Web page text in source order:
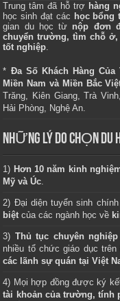
Trung tâm đã hỗ trợ hàng
học sinh đạt các học bổng
gian du học từ nộp đơn
chuyển trường, tìm chỗ
tốt nghiệp.
* Đa Số Khách Hàng Của
Miền Nam và Miền Bắc
Trăng, Kiên Giang, Trà
Hải Phòng, Nghệ An.
NHỮNG LÝ DO CHỌN DU
1) Hơn 10 năm kinh
Mỹ và Úc.
2) Đại diện tuyển sinh
biệt của các ngành học về
3) Thủ tục chuyên
nhiều tổ chức giáo dục
các lãnh sự quán tại Việt
4) Mọi hợp đồng được ký
tài khoản của trường, tính